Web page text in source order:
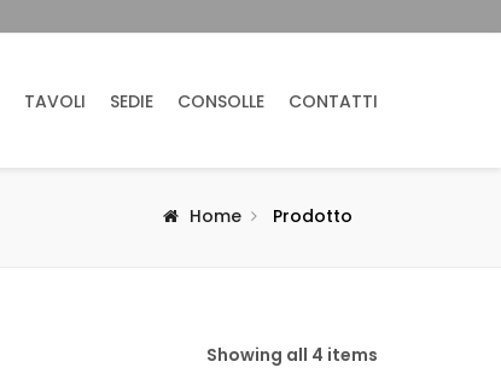
TAVOLI SEDIE CONSOLLE CONTATTI
Home Prodotto
Showing all 4 items